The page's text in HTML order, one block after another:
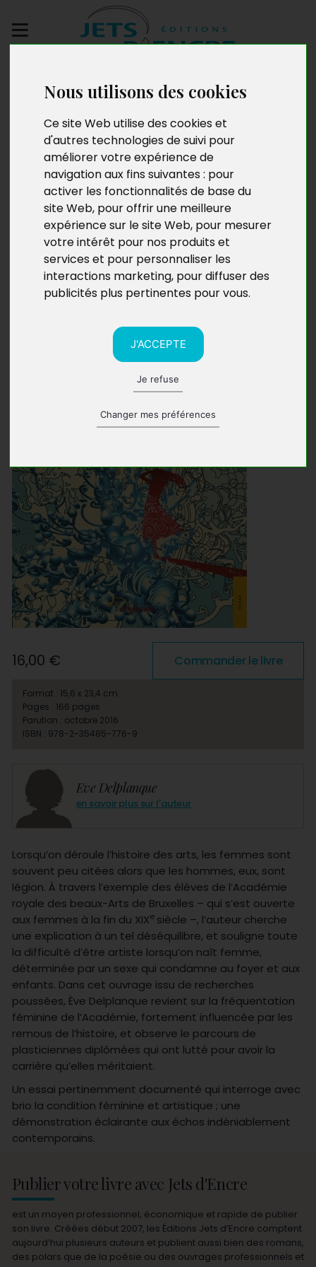
Nous utilisons des cookies
Ce site Web utilise des cookies et
d'autres technologies de suivi pour
améliorer votre expérience de
navigation aux fins suivantes : pour
activer les fonctionnalités de base du
site Web, pour offrir une meilleure
expérience sur le site Web, pour mesurer
votre intérêt pour nos produits et
services et pour personnaliser les
interactions marketing, pour diffuser des
publicités plus pertinentes pour vous.
J'ACCEPTE
Je refuse
Changer mes préférences
manuscrit
De l’enseignement à la
carrière, trajectoires
des femmes artistes en
Belgique au XXe siècle
Eve Delplanque
en savoir plus sur l'auteur
Lorsqu’on déroule l’histoire des arts, les femmes sont
souvent peu citées alors que les hommes, eux, sont
légion. À travers l’exemple des élèves de l’Académie
royale des beaux-Arts de Bruxelles – qui s’est ouverte
aux femmes à la fin du XIXe siècle –, l’auteur cherche
une explication à un tel déséquilibre, et souligne toute
la difficulté d’être artiste lorsqu’on naît femme,
déterminée par un sexe qui condamne au foyer et aux
enfants. Dans cet ouvrage issu de recherches
poussées, Ève Delplanque revient sur la fréquentation
féminine de l’Académie, fortement influencée par les
remous de l’histoire, et observe le parcours de
plasticiennes diplômées qui ont lutté pour avoir la
carrière qu’elles méritaient.
Un essai pertinemment documenté qui interroge avec
brio la condition féminine et artistique ; une
démonstration éclairante aux échos indéniablement
contemporains.
16,00 € Commander le livre
Format : 15,6 x 23,4 cm
Pages : 166 pages
Parution : octobre 2016
ISBN : 978-2-35485-776-9
Publier votre livre avec Jets d'Encre
est un moyen professionnel, économique et rapide de publier
son livre. Créées début 2007, les Éditions Jets d’Encre comptent
aujourd’hui plusieurs auteurs et publient aussi bien des romans,
des polars que de la poésie ou des ouvrages professionnels et